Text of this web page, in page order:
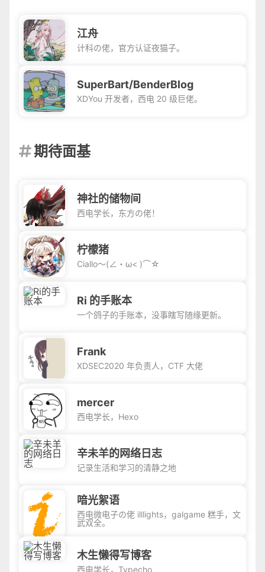
江舟
计科の佬，官方认证夜猫子。
SuperBart/BenderBlog
XDYou 开发者，西电 20 级巨佬。
期待面基
神社的储物间
西电学长，东方の佬！
柠檬猪
Ciallo～(∠・ω< )⌒☆
Ri 的手账本
一个鸽子的手账本，没事瞎写随缘更新。
Frank
XDSEC2020 年负责人，CTF 大佬
mercer
西电学长，Hexo
辛未羊的网络日志
记录生活和学习的清静之地
喑光絮语
西电微电子の佬 illlights，galgame 糕手，文
武双全。
木生懒得写博客
西电学长，Typecho